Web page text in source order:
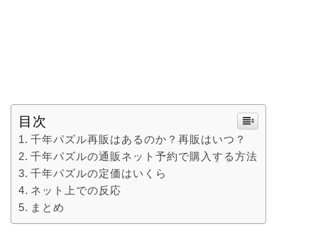
目次
千年パズル再販はあるのか？再販はいつ？
千年パズルの通販ネット予約で購入する方法
千年パズルの定価はいくら
ネット上での反応
まとめ